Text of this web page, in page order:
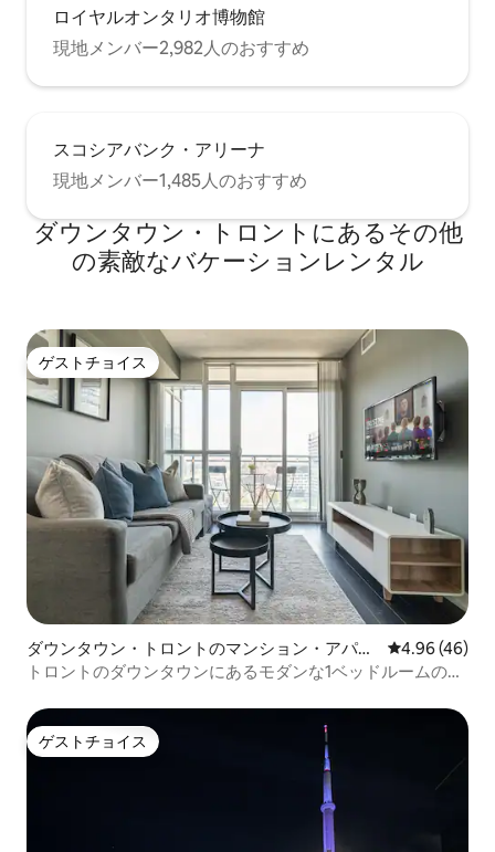
ロイヤルオンタリオ博物館
現地メンバー2,982人のおすすめ
スコシアバンク・アリーナ
現地メンバー1,485人のおすすめ
ダウンタウン・トロントにあるその他
の素敵なバケーションレンタル
ゲストチョイス
ゲストチョイス
ダウンタウン・トロントのマンション・アパー
ト
レビュー46
4.96 (46)
トロントのダウンタウンにあるモダンな1ベッドルームの隠
ゲストチョイス
ゲストチョイス